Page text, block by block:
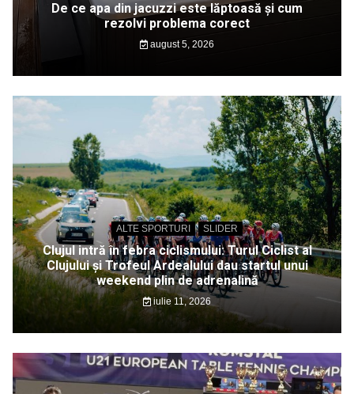
De ce apa din jacuzzi este lăptoasă și cum
rezolvi problema corect
august 5, 2026
ALTE SPORTURI SLIDER
Clujul intră în febra ciclismului: Turul Ciclist al
Clujului și Trofeul Ardealului dau startul unui
weekend plin de adrenalină
iulie 11, 2026